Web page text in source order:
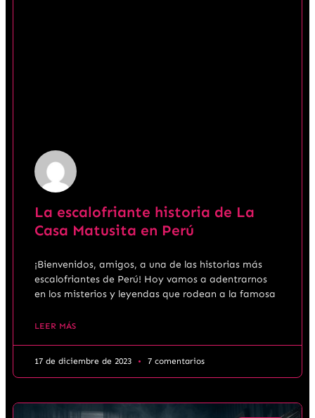
La escalofriante historia de La
Casa Matusita en Perú
¡Bienvenidos, amigos, a una de las historias más
escalofriantes de Perú! Hoy vamos a adentrarnos
en los misterios y leyendas que rodean a la famosa
LEER MÁS
17 de diciembre de 2023 7 comentarios